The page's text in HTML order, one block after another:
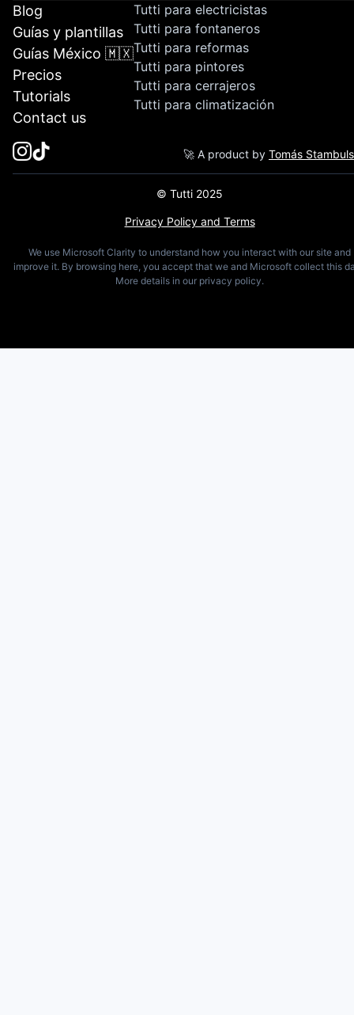
Blog
Guías y plantillas
Guías México 🇲🇽
Precios
Tutorials
Contact us
Tutti para electricistas
Tutti para fontaneros
Tutti para reformas
Tutti para pintores
Tutti para cerrajeros
Tutti para climatización
🚀 A product by Tomás
© Tutti 2025
Privacy Policy and Terms
We use Microsoft Clarity to understand how you interact with our site and
improve it. By browsing here, you accept that we and Microsoft collect this
More details in our privacy policy.